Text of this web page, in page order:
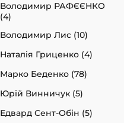
Володимир РАФЄЄНКО
(4)
Володимир Лис (10)
Наталія Гриценко (4)
Марко Беденко (78)
Юрій Винничук (5)
Едвард Сент-Обін (5)